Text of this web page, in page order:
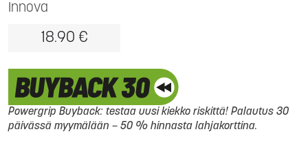
Innova
18.90 €
Powergrip Buyback: testaa uusi kiekko riskittä! Palautus 30
päivässä myymälään – 50 % hinnasta lahjakorttina.